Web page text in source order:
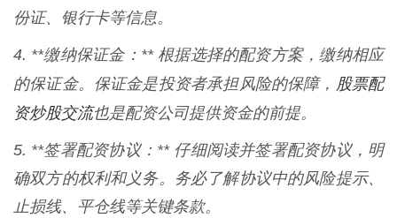
份证、银行卡等信息。
4. **缴纳保证金：** 根据选择的配资方案，缴纳相应
的保证金。保证金是投资者承担风险的保障， 股票配
资炒股交流也是配资公司提供资金的前提。
5. **签署配资协议：** 仔细阅读并签署配资协议，明
确双方的权利和义务。务必了解协议中的风险提示、
止损线、平仓线等关键条款。